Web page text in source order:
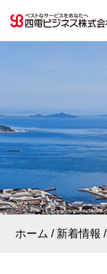
ホーム 新着情報